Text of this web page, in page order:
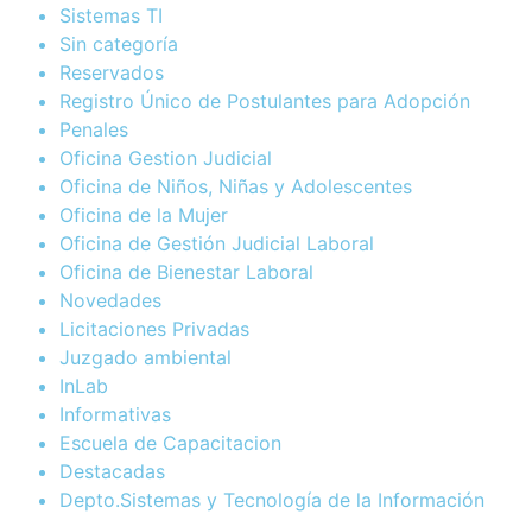
Sistemas TI
Sin categoría
Reservados
Registro Único de Postulantes para Adopción
Penales
Oficina Gestion Judicial
Oficina de Niños, Niñas y Adolescentes
Oficina de la Mujer
Oficina de Gestión Judicial Laboral
Oficina de Bienestar Laboral
Novedades
Licitaciones Privadas
Juzgado ambiental
InLab
Informativas
Escuela de Capacitacion
Destacadas
Depto.Sistemas y Tecnología de la Información